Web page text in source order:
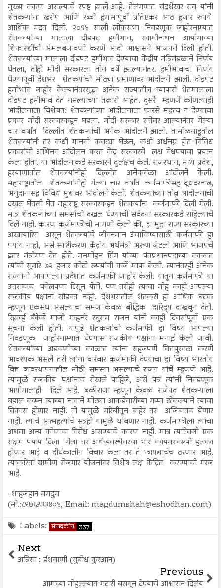
मुख्य कारण असल्याचे स्पष्ट झाले आहे. तेलंगणात चंद्रशेखर राव यांनी
शेतकऱ्यांना खरीप आणि रब्बी हंगामापूर्वी प्रतिएकर आठ हजार रुपये
आर्थिक मदत दिली. २०१४ साली लोकसभा निवडणूक जाहीरनाम्यात
शेतकऱ्यांच्या मालाला दीडपट हमीभाव, स्वामीनाथन आयोगाच्या
शिफारशींची अंमलबजावणी करणे आदी आश्वासने भाजपने दिली होती.
शेतकऱ्यांच्या मालाला दीडपट हमीभाव देण्याचा केंद्रीय मंत्रिमंडळाने निर्णय
घेतला, तोही मोदी सरकारला तीन वर्षे झाल्यानंतर. हमीभावाचा निर्णय
घेण्यापूर्वी देशभर शेतकर्यांची मोठ्या प्रमाणावर आंदोलने झाली. दीडपट
हमीभाव जाहीर केल्यानंतरसुद्धा अनेक राज्यातील व्यापारी शेतमालाला
दीडपट हमीभाव देत नसल्याच्या तक्रारी आहेत. दुसरे म्हणजे कोणत्याही
आंदोलनाला विशेषत: शेतकऱ्यांच्या आंदोलनाला फारसे महत्त्व न देण्याचा
प्रकार मोदी सरकारकडून घडला. मोदी सरकार सत्तेवर आल्यानंतर गेल्या
चार वर्षांत दिल्लीत शेतकऱ्यांची अनेक आंदोलने झाली. तामीळनाडूतील
शेतकऱ्यांनी तर कधी मानवी कवट्या घेऊन, कधी अर्धनग्न होत विविध
प्रकारांची अभिनव आंदोलन करत केंद्र सरकारचे लक्ष वेधण्याचा प्रयत्न
केला होता. या आंदोलनाकडे सरकारने दुर्लक्षच केले. राजस्थान, मध्य प्रदेश,
हरयाणातील शेतकऱ्यांनीही दिल्लीत अनेकवेळा आंदोलने केली.
महाराष्ट्रातील शेतकऱ्यांनीही गेल्या चार वर्षांत कर्जमाफीसह दूधदरवाढ,
अनुदानासह विविध मुद्यांवर आंदोलने केली. शेतकऱ्यांच्या तीव्र आंदोलनाची
दखल घेतली घेत महाराष्ट्र सरकारकडून शेतकर्यांना कर्जमाफी दिली गेली.
मात्र शेतकऱ्यांच्या समस्येची दखल घेण्याची संवेदना सरकारकडे राहिल्याचे
दिले नाही. कारण कर्जमाफीची मागणी केली की, हा मुद्दा राज्य सरकारच्या
अखत्यारित असून शेतकऱ्यांचे जीवनमान उंचाविण्यासाठी कर्जमाफी हा
पर्याय नाही, असे स्पष्टीकरण केंद्रीय अर्थमंत्री अरुण जेटली आणि भाजपचे
इतर मंत्रीगण देत होते. मनमोहन सिंग यांच्या पंतप्रधानपदाच्या काळात
त्यांची सुमारे ७२ हजार कोटी रुपयांची कर्जे माफ केली. त्यानंतरही अनेक
राज्यांनी आपापल्या प्रदेशात कर्जमाफी जाहीर केली. यातून कर्जमाफी या
उत्तराचाच फोलपणा दिसून येतो. पण तरीही त्याचा मोह काही आपल्या
राजकीय पक्षांना सोडवत नाही. देशभरातील शेतकरी हा आर्थिक घटक
म्हणून एकसंघ असल्याचा समज केवळ बौद्धिक दारिद्र्य दाखवून देतो.
रिझर्व्ह बँकेचे माजी गव्हर्नर रघुराम राजन यांनी काही दिवसांपूर्वी एक
सूचना केली होती. यापुढे शेतकऱ्यांची कर्जमाफी हा विषय आपल्या
निवडणूक जाहीरनाम्यात घेण्यास राजकीय पक्षांना मनाई केली जावी.
शेतकऱ्यांच्या अडचणीच्या काळात त्यांना सहजपणे वित्तपुरवठा करणे
आवश्यक असले तरी त्यांना वारंवार कर्जमाफी देण्याचा हा विषय भारतीय
वित्त व्यवस्थापनातील मोठी समस्या असल्याचे राजन यांचे म्हणणे आहे.
त्यामुळे राजकीय पक्षांनाच रोखले पाहिजे, असे पत्र त्यांनी निवडणूक
आयोगालाही दिले आहे. बळीराजा म्हणून केवळ राजेपद शेतकऱ्याला
बहाल करून त्याच्या नावाने मोठ्या आकडेवारीच्या गप्पा ठोकल्याने त्याचा
विकास होणार नाही. तो यामुळे गरिबीतून बाहेर तर अजिबातच येणार
नाही. त्याचे आत्महत्यांचे सत्रही यामुळे थांबणार नाही. कर्जमाफीला त्यांचा
अथवा अन्य कोणाचा विरोध असण्याचे कारण नाही. मात्र त्याऐवजी एक
सक्षम पर्याय दिला गेला तर अर्थव्यवस्थेवरचा भार कायमस्वरूपी हलका
होणार आहे व दीर्घकालीन विचार केला तर ते फायद्याचेच ठरणार आहे.
त्याकरिता ग्रामीण रोजगार योजनांवर विशेष लक्ष केंद्रित करण्याची गरज
आहे.
-शाहजहान मगदुम
(मो.:८९७६५३३४०४, Email: magdumshah@eshodhan.com)
Labels: संपादकीय 337
Next
अन्निसा : ईशवाणी (सुबोध कुरआन)
Previous
आमच्या मोहल्ल्यात गटारी बसवून देण्याचे आश्वासन दिलंय